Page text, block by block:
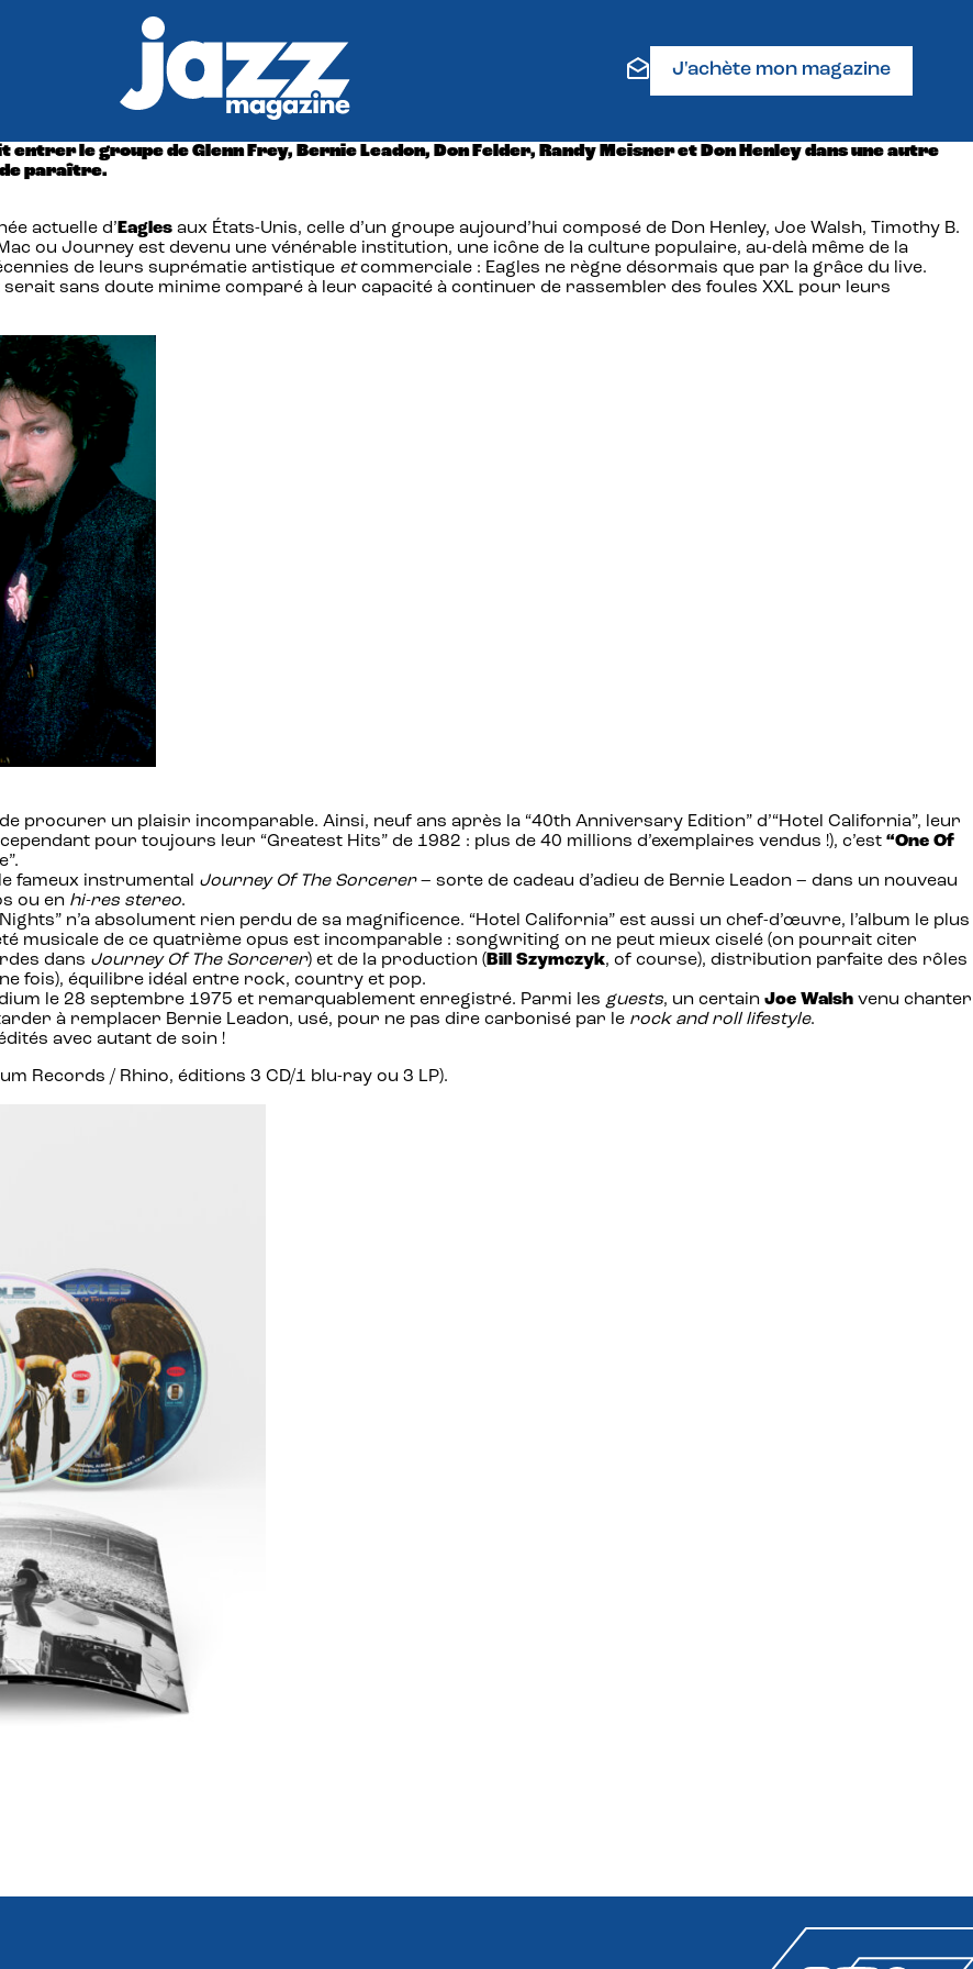
J'achète mon magazine
le groupe de Glenn Frey, Bernie Leadon, Don Felder, Randy Meisner et Don Henley dans une autre
de paraître.
actuelle d’ Eagles aux États-Unis, celle d’un groupe aujourd’hui composé de Don Henley, Joe Walsh, Timothy B.
ou Journey est devenu une vénérable institution, une icône de la culture populaire, au-delà même de la
de leurs suprématie artistique etcommerciale : Eagles ne règne désormais que par la grâce du live.
sans doute minime comparé à leur capacité à continuer de rassembler des foules XXL pour leurs
procurer un plaisir incomparable. Ainsi, neuf ans après la “40th Anniversary Edition” d’“Hotel California”, leur
pour toujours leur “Greatest Hits” de 1982 : plus de 40 millions d’exemplaires vendus !), c’est “One Of
fameux instrumental Journey Of The Sorcerer– sorte de cadeau d’adieu de Bernie Leadon – dans un nouveau
ou en hi-res stereo.
n’a absolument rien perdu de sa magnificence. “Hotel California” est aussi un chef-d’œuvre, l’album le plus
musicale de ce quatrième opus est incomparable : songwriting on ne peut mieux ciselé (on pourrait citer
dans Journey Of The Sorcerer) et de la production ( Bill Szymczyk, of course), distribution parfaite des rôles
fois), équilibre idéal entre rock, country et pop.
le 28 septembre 1975 et remarquablement enregistré. Parmi les guests, un certain Joe Walsh venu chanter
tarder à remplacer Bernie Leadon, usé, pour ne pas dire carbonisé par le rock and roll lifestyle.
avec autant de soin !
Records / Rhino, éditions 3 CD/1 blu-ray ou 3 LP).